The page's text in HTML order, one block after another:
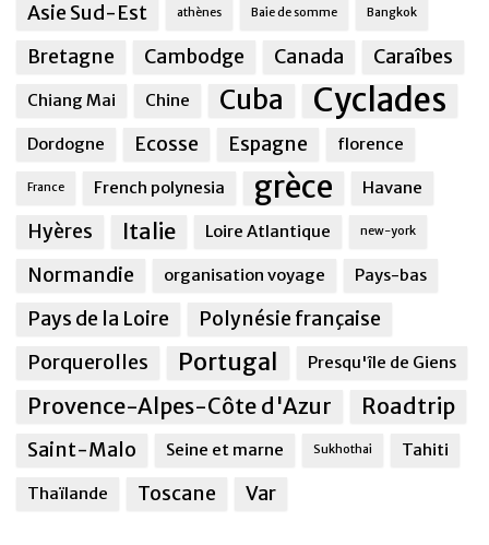
Asie Sud-Est
athènes Baie de somme Bangkok
Bretagne Cambodge Canada Caraîbes
Chiang Mai Chine Cuba Cyclades
Dordogne Ecosse Espagne florence
France French polynesia grèce Havane
Hyères Italie Loire Atlantique new-york
Normandie organisation voyage Pays-bas
Pays de la Loire
Polynésie française
Porquerolles
Portugal Presqu'île de Giens
Provence-Alpes-Côte d'Azur Roadtrip
Saint-Malo Seine et marne Sukhothai Tahiti
Thaïlande Toscane Var